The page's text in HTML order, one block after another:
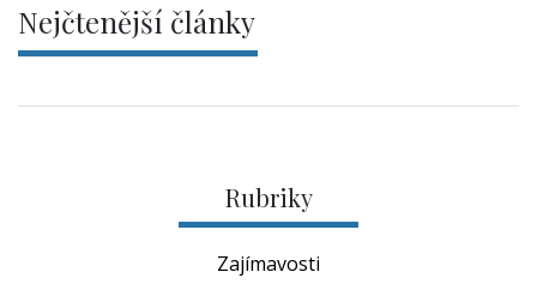
Nejčtenější články
Rubriky
Zajímavosti